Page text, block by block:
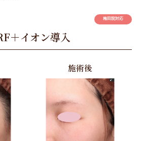
＋イオン導入
梅田院対応
施術後